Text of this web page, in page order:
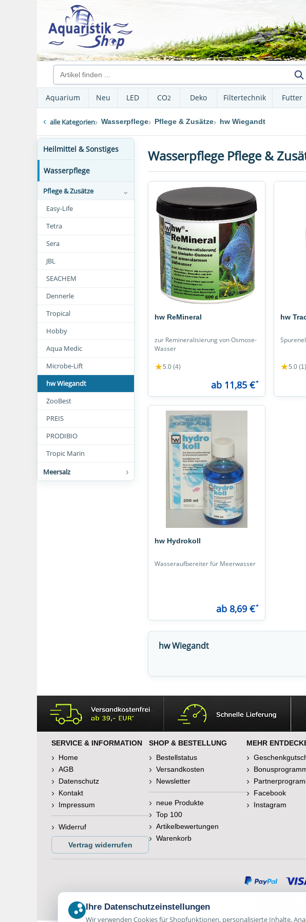
Aquarium Neu LED CO2 Deko Filtertechnik Futter
alle Kategorien Wasserpflege Pflege & Zusätze hw Wiegandt
Wasserpflege Pflege &
hw ReMineral
zur Remineralisierung von Osmose-
Wasser
★5.0 (4)
ab 11,85 €*
hw
★5.0 (1)
hw Hydrokoll
Wasseraufbereiter für Meerwasser
ab 8,69 €*
Heilmittel & Sonstiges
Wasserpflege
Pflege & Zusätze
Easy-Life
Tetra
Sera
JBL
SEACHEM
Dennerle
Tropical
Hobby
Aqua Medic
Microbe-Lift
hw Wiegandt
ZooBest
PREIS
PRODIBIO
Tropic Marin
Meersalz
hw Wiegandt
SERVICE & INFORMATION
Home
AGB
Datenschutz
Kontakt
Impressum
Widerruf
Vertrag widerrufen
SHOP & BESTELLUNG
Bestellstatus
Versandkosten
Newsletter
neue Produkte
Top 100
Artikelbewertungen
Warenkorb
MEHR
Facebook
Instagram
Ihre Datenschutzeinstellungen
Wir verwenden Cookies für Shopfunktionen, personalisierte Inhalte,